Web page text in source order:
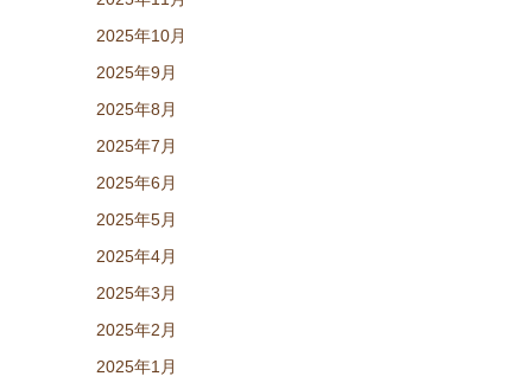
2025年10月
2025年9月
2025年8月
2025年7月
2025年6月
2025年5月
2025年4月
2025年3月
2025年2月
2025年1月